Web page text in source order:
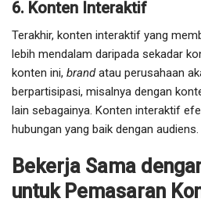
6. Konten Interaktif
Terakhir, konten interaktif yang
lebih mendalam daripada sekadar
konten ini, brandatau perusahaan
berpartisipasi, misalnya dengan
lain sebagainya. Konten interaktif
hubungan yang baik dengan audiens.
Bekerja Sama
untuk Pemasaran